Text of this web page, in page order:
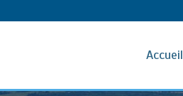
Accueil